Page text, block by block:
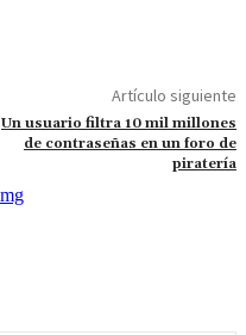
Artículo siguiente
Un usuario filtra 10 mil millones
de contraseñas en un foro de
piratería